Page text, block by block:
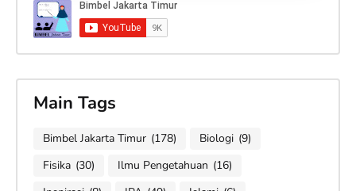
Main Tags
Bimbel Jakarta Timur (178) Biologi (9)
Fisika (30) Ilmu Pengetahuan (16)